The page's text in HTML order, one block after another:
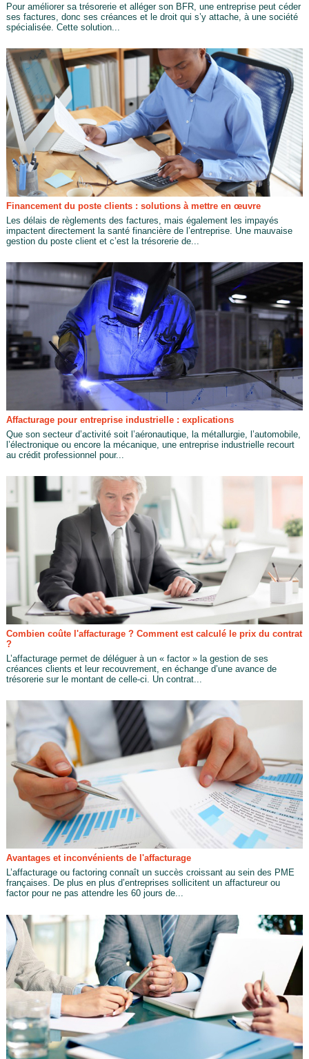
Pour améliorer sa trésorerie et alléger son BFR, une entreprise peut céder
ses factures, donc ses créances et le droit qui s’y attache, à une société
spécialisée. Cette solution...
Financement du poste clients : solutions à mettre en œuvre
Les délais de règlements des factures, mais également les impayés
impactent directement la santé financière de l’entreprise. Une mauvaise
gestion du poste client et c’est la trésorerie de...
Affacturage pour entreprise industrielle : explications
Que son secteur d’activité soit l’aéronautique, la métallurgie, l’automobile,
l’électronique ou encore la mécanique, une entreprise industrielle recourt
au crédit professionnel pour...
Combien coûte l'affacturage ? Comment est calculé le prix du contrat
?
L’affacturage permet de déléguer à un « factor » la gestion de ses
créances clients et leur recouvrement, en échange d’une avance de
trésorerie sur le montant de celle-ci. Un contrat...
Avantages et inconvénients de l'affacturage
L’affacturage ou factoring connaît un succès croissant au sein des PME
françaises. De plus en plus d’entreprises sollicitent un affactureur ou
factor pour ne pas attendre les 60 jours de...